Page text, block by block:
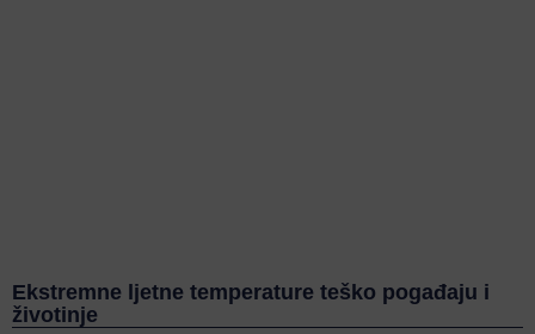
Ekstremne ljetne temperature teško pogađaju i
životinje